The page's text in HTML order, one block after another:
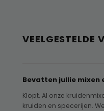
VEELGESTELDE
Bevatten jullie mixen
Klopt. Al onze
kruiden en specerijen.